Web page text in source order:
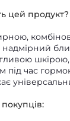
цей продукт?
під час